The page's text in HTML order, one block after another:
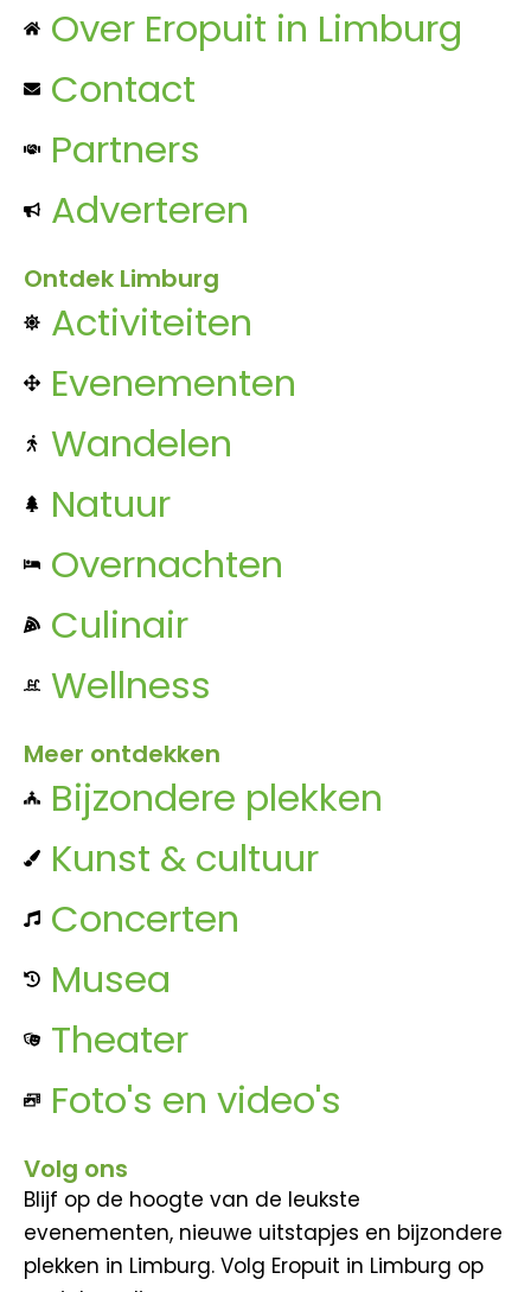
Over Eropuit in Limburg
Contact
Partners
Adverteren
Ontdek Limburg
Activiteiten
Evenementen
Wandelen
Natuur
Overnachten
Culinair
Wellness
Meer ontdekken
Bijzondere plekken
Kunst & cultuur
Concerten
Musea
Theater
Foto's en video's
Volg ons
Blijf op de hoogte van de leukste
evenementen, nieuwe uitstapjes en bijzondere
plekken in Limburg. Volg Eropuit in Limburg op